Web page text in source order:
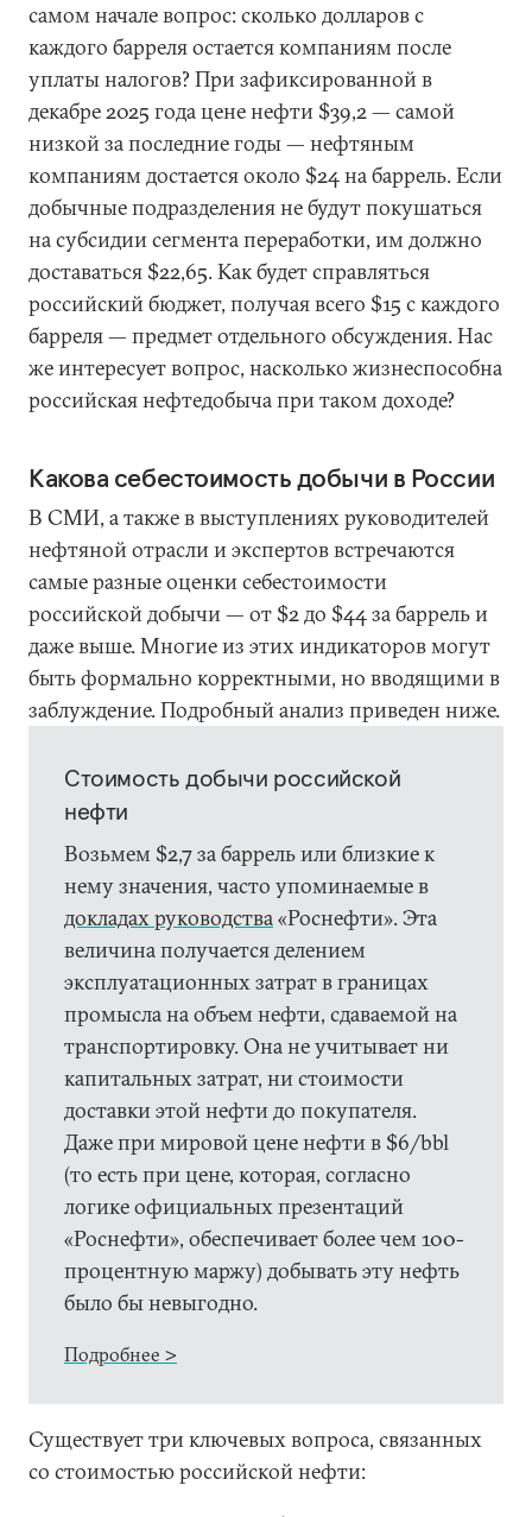
самом начале вопрос: сколько долларов с
каждого барреля остается компаниям после
уплаты налогов? При зафиксированной в
декабре 2025 года цене нефти $39,2 — самой
низкой за последние годы — нефтяным
компаниям достается около $24 на баррель. Если
добычные подразделения не будут покушаться
на субсидии сегмента переработки, им должно
доставаться $22,65. Как будет справляться
российский бюджет, получая всего $15 c каждого
барреля — предмет отдельного обсуждения. Нас
же интересует вопрос, насколько жизнеспособна
российская нефтедобыча при таком доходе?
Какова себестоимость добычи в России
В СМИ, а также в выступлениях руководителей
нефтяной отрасли и экспертов встречаются
самые разные оценки себестоимости
российской добычи — от $2 до $44 за баррель и
даже выше. Многие из этих индикаторов могут
быть формально корректными, но вводящими в
заблуждение. Подробный анализ приведен ниже.
Стоимость добычи российской
нефти
Возьмем $2,7 за баррель или близкие к
нему значения, часто упоминаемые в
докладах руководства«Роснефти». Эта
величина получается делением
эксплуатационных затрат в границах
промысла на объем нефти, сдаваемой на
транспортировку. Она не учитывает ни
капитальных затрат, ни стоимости
доставки этой нефти до покупателя.
Даже при мировой цене нефти в $6/bbl
(то есть при цене, которая, согласно
логике официальных презентаций
«Роснефти», обеспечивает более чем 100-
процентную маржу) добывать эту нефть
было бы невыгодно.
Подробнее >
Существует три ключевых вопроса, связанных
со стоимостью российской нефти: